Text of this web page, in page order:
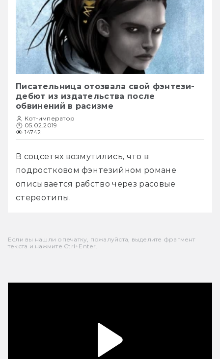
Писательница отозвала свой фэнтези-
дебют из издательства после
обвинений в расизме
Кот-император
05.02.2019
14742
В соцсетях возмутились, что в
подростковом фэнтезийном романе
описывается рабство через расовые
стереотипы.
Если вы нашли опечатку, пожалуйста, выделите фрагмент
текста и нажмите Ctrl+Enter.